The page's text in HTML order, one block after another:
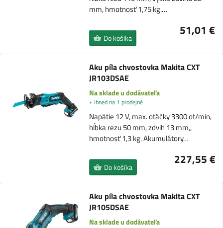
mm, hmotnosť 1,75 kg.…
51,01 €
Do košíka
Aku píla chvostovka Makita CXT
JR103DSAE
Na sklade u dodávateľa
+ ihned na 1 prodejně
Napätie 12 V, max. otáčky 3300 ot/min,
hĺbka rezu 50 mm, zdvih 13 mm,,
hmotnosť 1,3 kg. Akumulátory…
227,55 €
Do košíka
Aku píla chvostovka Makita CXT
JR105DSAE
Na sklade u dodávateľa